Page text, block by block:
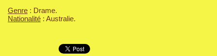
Genre : Drame.
Nationalité : Australie.